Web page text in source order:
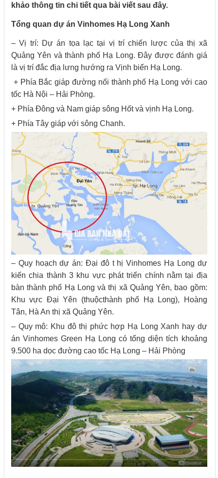
khảo thông tin chi tiết qua bài viết sau đây.
Tổng quan dự án Vinhomes Hạ Long Xanh
– Vị trí: Dự án tọa lạc tại vị trí chiến lược của thị xã
Quảng Yên và thành phố Hạ Long. Đây được đánh giá
là vị trí đắc địa lưng hướng ra Vịnh biển Hạ Long.
+ Phía Bắc giáp đường nối thành phố Hạ Long với cao
tốc Hà Nội – Hải Phòng.
+ Phía Đông và Nam giáp sông Hốt và vịnh Hạ Long.
+ Phía Tây giáp với sông Chanh.
– Quy hoạch dự án: Đại đô t hị Vinhomes Hạ Long dự
kiến chia thành 3 khu vực phát triển chính nằm tại địa
bàn thành phố Hạ Long và thị xã Quảng Yên, bao gồm:
Khu vực Đại Yên (thuộcthành phố Hạ Long), Hoàng
Tân, Hà An thị xã Quảng Yên.
– Quy mô: Khu đô thị phức hợp Hạ Long Xanh hay dự
án Vinhomes Green Hạ Long có tổng diện tích khoảng
9.500 ha dọc đường cao tốc Hạ Long – Hải Phòng